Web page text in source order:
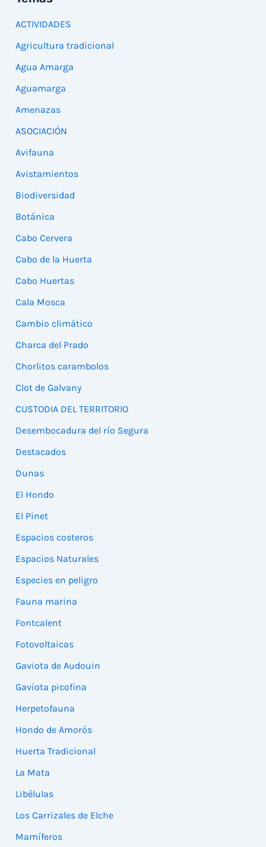
ACTIVIDADES
Agricultura tradicional
Agua Amarga
Aguamarga
Amenazas
ASOCIACIÓN
Avifauna
Avistamientos
Biodiversidad
Botánica
Cabo Cervera
Cabo de la Huerta
Cabo Huertas
Cala Mosca
Cambio climático
Charca del Prado
Chorlitos carambolos
Clot de Galvany
CUSTODIA DEL TERRITORIO
Desembocadura del río Segura
Destacados
Dunas
El Hondo
El Pinet
Espacios costeros
Espacios Naturales
Especies en peligro
Fauna marina
Fontcalent
Fotovoltaicas
Gaviota de Audouin
Gaviota picofina
Herpetofauna
Hondo de Amorós
Huerta Tradicional
La Mata
Libélulas
Los Carrizales de Elche
Mamíferos